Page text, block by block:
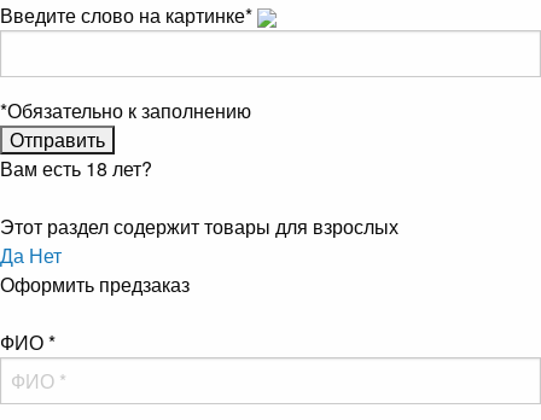
Введите слово на картинке*
*Обязательно к заполнению
Вам есть 18 лет?
Этот раздел содержит товары для взрослых
Да Нет
Оформить предзаказ
ФИО*